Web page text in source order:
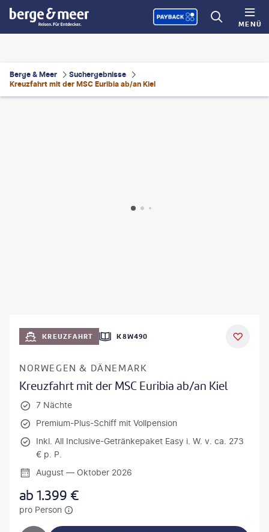
MENÜ
Berge & Meer
Suchergebnisse
Kreuzfahrt mit der MSC Euribia ab/an Kiel
KREUZFAHRT K8W490
NORWEGEN & DÄNEMARK
Kreuzfahrt mit der MSC Euribia ab/an Kiel
7 Nächte
Premium-Plus-Schiff mit Vollpension
Inkl. All Inclusive-Getränkepaket Easy i. W. v. ca. 273
€ p. P.
August — Oktober 2026
ab1.399 €
pro Person